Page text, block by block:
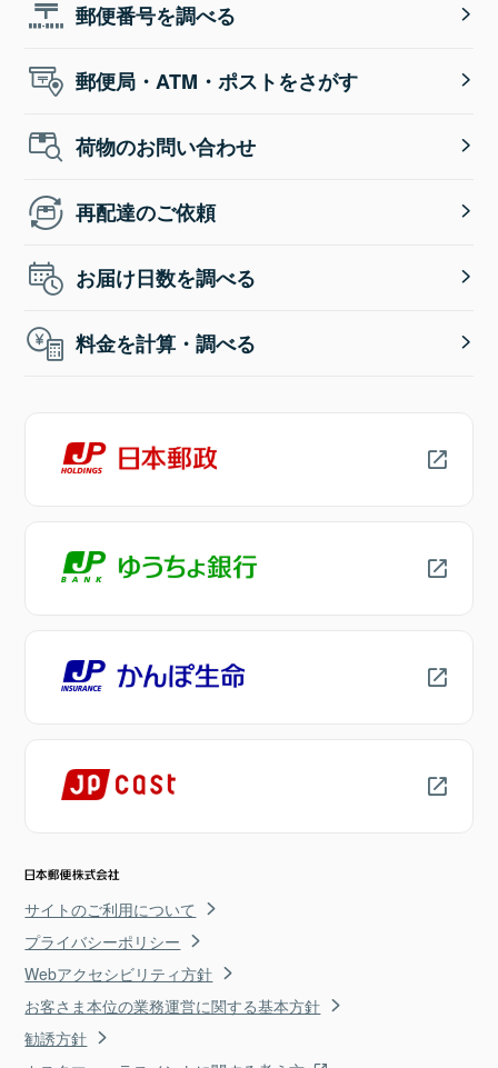
郵便番号を調べる
郵便局・ATM・ポストをさがす
荷物のお問い合わせ
再配達のご依頼
お届け日数を調べる
料金を計算・調べる
サイトのご利用について
プライバシーポリシー
Webアクセシビリティ方針
お客さま本位の業務運営に関する基本方針
勧誘方針